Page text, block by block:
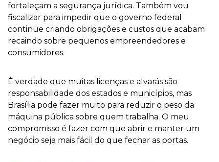
fortaleçam a segurança jurídica. Também vou
fiscalizar para impedir que o governo federal
continue criando obrigações e custos que acabam
recaindo sobre pequenos empreendedores e
consumidores.
É verdade que muitas licenças e alvarás são
responsabilidade dos estados e municípios, mas
Brasília pode fazer muito para reduzir o peso da
máquina pública sobre quem trabalha. O meu
compromisso é fazer com que abrir e manter um
negócio seja mais fácil do que fechar as portas.